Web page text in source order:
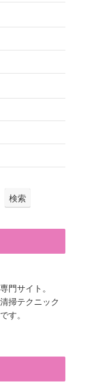
検索
門サイト。
掃テクニック
す。